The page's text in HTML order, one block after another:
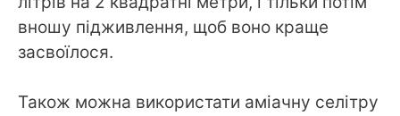
вношу підживлення, щоб воно краще
засвоїлося.
Також можна використати аміачну селітру